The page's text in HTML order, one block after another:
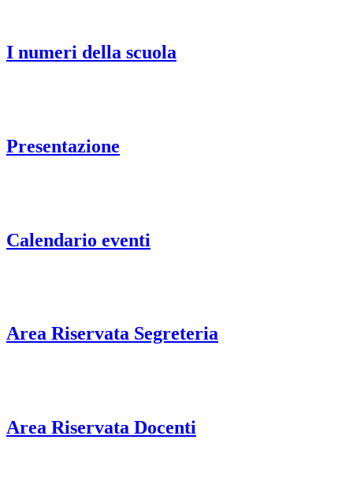
I numeri della scuola
Presentazione
Calendario eventi
Area Riservata Segreteria
Area Riservata Docenti